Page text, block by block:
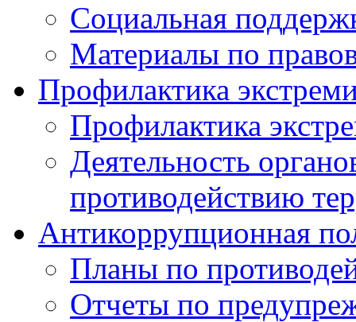
Социальная
Материалы по
Профилактика
Профилактика
Деятельность
противодействию
Антикоррупционная
Планы по
Отчеты по